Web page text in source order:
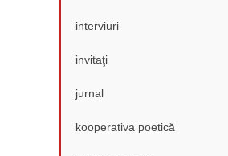
interviuri
invitaţi
jurnal
kooperativa poetică